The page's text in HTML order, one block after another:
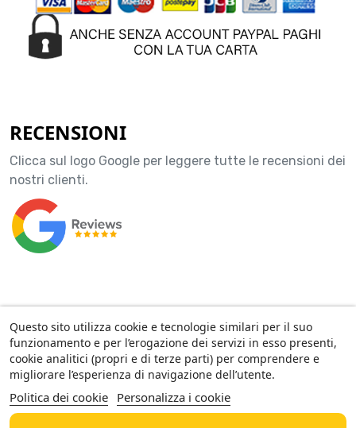
RECENSIONI
Clicca sul logo Google per leggere tutte le recensioni dei
nostri clienti.
ACCOUNT
LA NOSTRA AZIENDA
Questo sito utilizza cookie e tecnologie similari per il suo
funzionamento e per l’erogazione dei servizi in esso presenti,
cookie analitici (propri e di terze parti) per comprendere e
migliorare l’esperienza di navigazione dell’utente.
Politica dei cookie Personalizza i cookie
AMF GROUP SRL - Via Confalonieri, 18 - 21016 Luino (VA) - P. IVA